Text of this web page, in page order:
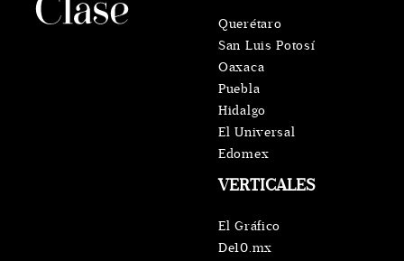
VERTICALES
El Gráfico
De10.mx
Querétaro
San Luis Potosí
Oaxaca
Puebla
Hidalgo
El Universal
Edomex